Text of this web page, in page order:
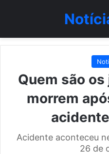
Quem são
morrem
Acidente aconteceu
26 de